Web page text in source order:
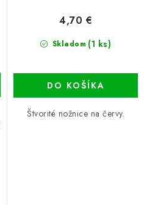
Skladom (1 ks)
4,70 €
DO KOŠÍKA
Štvorité nožnice na červy.